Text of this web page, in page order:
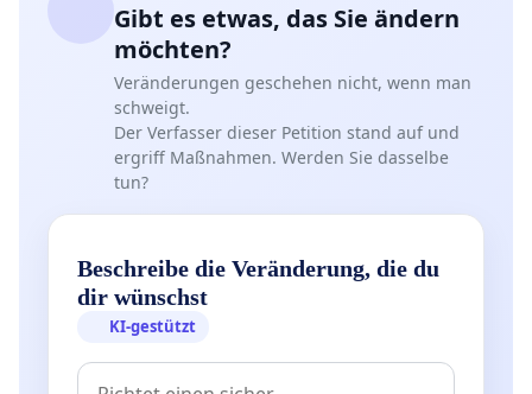
Gibt es etwas, das Sie ändern
möchten?
Veränderungen geschehen nicht, wenn man
schweigt.
Der Verfasser dieser Petition stand auf und
ergriff Maßnahmen. Werden Sie dasselbe
tun?
Beschreibe die Veränderung, die du
dir wünschst
KI-gestützt